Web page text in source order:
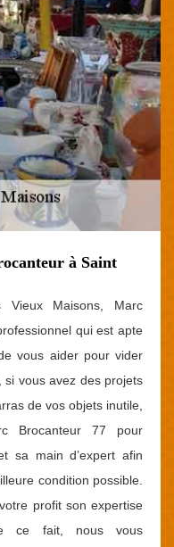
à Saint
Maisons, Marc
qui est apte
vous aider pour vider
si vous avez des projets
de vos objets inutile,
Brocanteur 77 pour
sa main d’expert afin
condition possible.
profit son expertise
ce fait, nous vous